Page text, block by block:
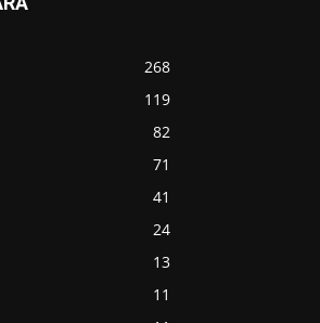
268
119
82
71
41
24
13
11